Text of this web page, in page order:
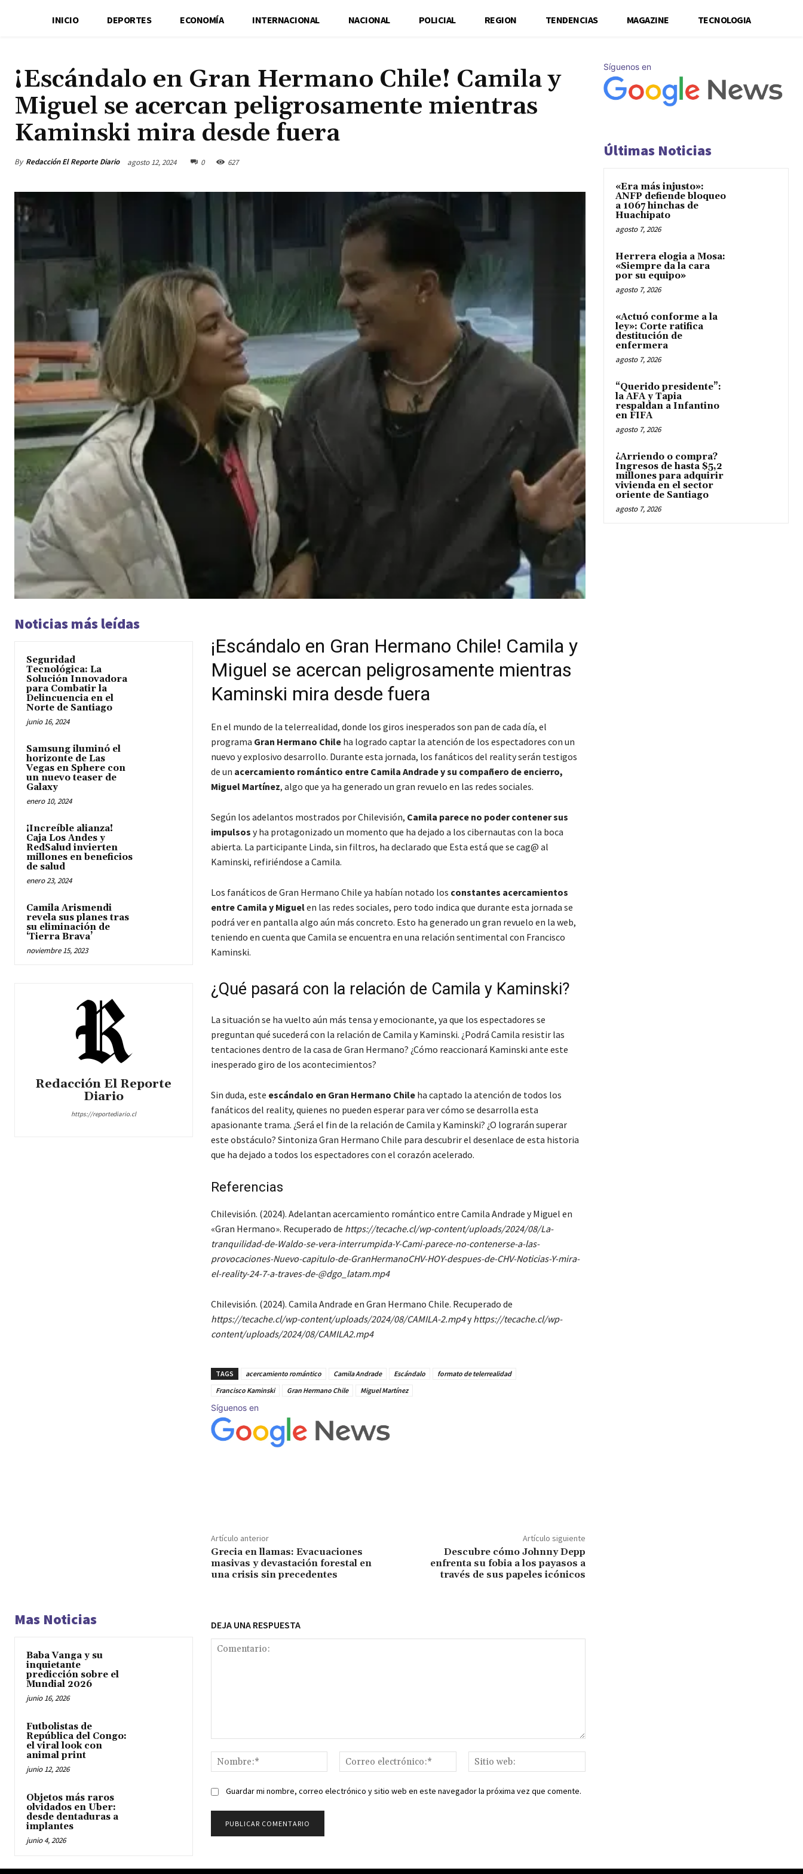
INICIO DEPORTES ECONOMÍA INTERNACIONAL NACIONAL POLICIAL REGION TENDENCIAS MAGAZINE TECNOLOGIA
¡Escándalo en Gran Hermano Chile! Camila y
Miguel se acercan peligrosamente mientras
Kaminski mira desde fuera
By Redacción El Reporte Diario agosto 12, 2024 0 627
Noticias más leídas
Seguridad
Tecnológica: La
Solución Innovadora
para Combatir la
Delincuencia en el
Norte de Santiago
junio 16, 2024
Samsung iluminó el
horizonte de Las
Vegas en Sphere con
un nuevo teaser de
Galaxy
enero 10, 2024
¡Increíble alianza!
Caja Los Andes y
RedSalud invierten
millones en beneficios
de salud
enero 23, 2024
Camila Arismendi
revela sus planes tras
su eliminación de
‘Tierra Brava’
noviembre 15, 2023
Redacción El Reporte
Diario
https://reportediario.cl
¡Escándalo en Gran Hermano Chile! Camila y
Miguel se acercan peligrosamente mientras
Kaminski mira desde fuera
En el mundo de la telerrealidad, donde los giros inesperados son pan de cada día, el
programa Gran Hermano Chileha logrado captar la atención de los espectadores con un
nuevo y explosivo desarrollo. Durante esta jornada, los fanáticos del reality serán testigos
de un acercamiento romántico entre Camila Andrade y su compañero de encierro,
Miguel Martínez, algo que ya ha generado un gran revuelo en las redes sociales.
Según los adelantos mostrados por Chilevisión, Camila parece no poder contener sus
impulsos y ha protagonizado un momento que ha dejado a los cibernautas con la boca
abierta. La participante Linda, sin filtros, ha declarado que Esta está que se cag@ al
Kaminski, refiriéndose a Camila.
Los fanáticos de Gran Hermano Chile ya habían notado los constantes acercamientos
entre Camila y Miguelen las redes sociales, pero todo indica que durante esta jornada se
podrá ver en pantalla algo aún más concreto. Esto ha generado un gran revuelo en la web,
teniendo en cuenta que Camila se encuentra en una relación sentimental con Francisco
Kaminski.
¿Qué pasará con la relación de Camila y Kaminski?
La situación se ha vuelto aún más tensa y emocionante, ya que los espectadores se
preguntan qué sucederá con la relación de Camila y Kaminski. ¿Podrá Camila resistir las
tentaciones dentro de la casa de Gran Hermano? ¿Cómo reaccionará Kaminski ante este
inesperado giro de los acontecimientos?
Sin duda, este escándalo en Gran Hermano Chileha captado la atención de todos los
fanáticos del reality, quienes no pueden esperar para ver cómo se desarrolla esta
apasionante trama. ¿Será el fin de la relación de Camila y Kaminski? ¿O lograrán superar
este obstáculo? Sintoniza Gran Hermano Chile para descubrir el desenlace de esta historia
que ha dejado a todos los espectadores con el corazón acelerado.
Referencias
Chilevisión. (2024). Adelantan acercamiento romántico entre Camila Andrade y Miguel en
«Gran Hermano». Recuperado de https://tecache.cl/wp-content/uploads/2024/08/La-
tranquilidad-de-Waldo-se-vera-interrumpida-Y-Cami-parece-no-contenerse-a-las-
provocaciones-Nuevo-capitulo-de-GranHermanoCHV-HOY-despues-de-CHV-Noticias-Y-mira-
el-reality-24-7-a-traves-de-@dgo_latam.mp4
Chilevisión. (2024). Camila Andrade en Gran Hermano Chile. Recuperado de
https://tecache.cl/wp-content/uploads/2024/08/CAMILA-2.mp4yhttps://tecache.cl/wp-
content/uploads/2024/08/CAMILA2.mp4
TAGS acercamiento romántico Camila Andrade Escándalo
formato de telerrealidad
Francisco Kaminski
Gran Hermano Chile Miguel Martínez
Síguenos en
Artículo anterior
Grecia en llamas: Evacuaciones
masivas y devastación forestal en
una crisis sin precedentes
Artículo siguiente
Descubre cómo Johnny Depp
enfrenta su fobia a los payasos a
través de sus papeles icónicos
Mas Noticias
Baba Vanga y su
inquietante
predicción sobre el
Mundial 2026
junio 16, 2026
Futbolistas de
República del Congo:
el viral look con
animal print
junio 12, 2026
Objetos más raros
olvidados en Uber:
desde dentaduras a
implantes
junio 4, 2026
DEJA UNA RESPUESTA
Nombre:*
Correo
electrónico:*
web:
Guardar mi nombre, correo electrónico y sitio web en este navegador la próxima vez que comente.
Síguenos en
Últimas Noticias
«Era más injusto»:
ANFP defiende bloqueo
a 1067 hinchas de
Huachipato
agosto 7, 2026
Herrera elogia a Mosa:
«Siempre da la cara
por su equipo»
agosto 7, 2026
«Actuó conforme a la
ley»: Corte ratifica
destitución de
enfermera
agosto 7, 2026
“Querido presidente”:
la AFA y Tapia
respaldan a Infantino
en FIFA
agosto 7, 2026
¿Arriendo o compra?
Ingresos de hasta $5,2
millones para adquirir
vivienda en el sector
oriente de Santiago
agosto 7, 2026